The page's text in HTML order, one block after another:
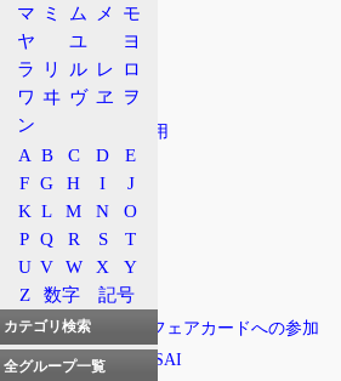
特急列車網
車両
相互乗り入れ
ひどい重連運用
JRとの関係
路線
概況
路線一覧
広域ストアードフェアカードへの参加
スルッとKANSAI
マ ミ ム メ
モ
ヤ
ユ
ヨ
ラ
リ ル レ ロ
ワ ヰ ヴ ヱ
ヲ
ン
A B C D
E
F G H I
J
K L M N
O
P Q R S
T
U V W X
Y
Z
数字 記号
カテゴリ検索
全グループ一覧